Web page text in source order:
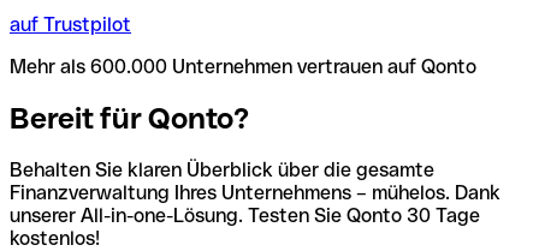
auf Trustpilot
Mehr als 600.000 Unternehmen vertrauen auf Qonto
Bereit für Qonto?
Behalten Sie klaren Überblick über die gesamte
Finanzverwaltung Ihres Unternehmens – mühelos. Dank
unserer All-in-one-Lösung. Testen Sie Qonto 30 Tage
kostenlos!